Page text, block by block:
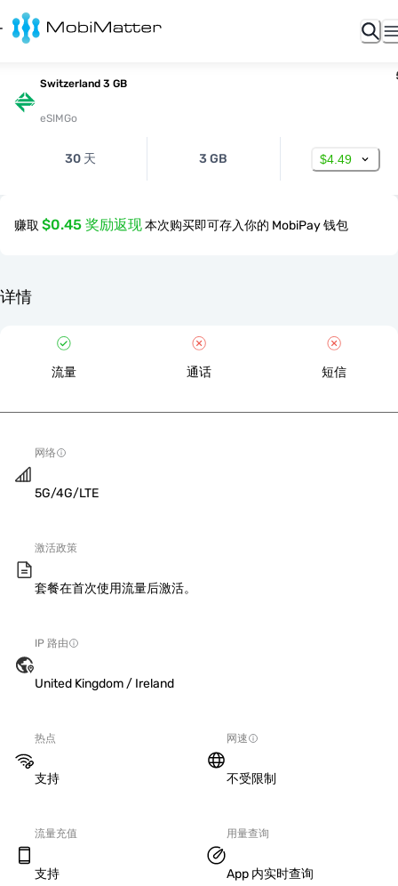
Switzerland 3 GB
eSIMGo
30 天 3 GB $4.49
赚取 $0.45 奖励返现本次购买即可存入你的 MobiPay 钱包
详情
流量 通话 短信
网络
5G/4G/LTE
激活政策
套餐在首次使用流量后激活。
IP 路由
United Kingdom / Ireland
热点
支持
网速
不受限制
流量充值
支持
用量查询
App 内实时查询